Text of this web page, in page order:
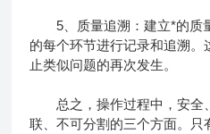
5、质量追溯：建立*的质
的每个环节进行记录和追溯
止类似问题的再次发生。
总之，操作过程中，安全
联、不可分割的三个方面。只